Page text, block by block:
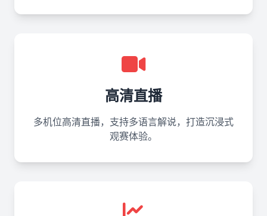
高清直播
多机位高清直播，支持多语言解说，打造沉浸式
观赛体验。